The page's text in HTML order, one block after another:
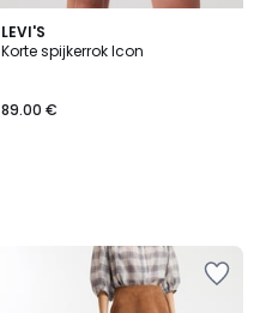
LEVI'S
Korte spijkerrok Icon
89.00 €